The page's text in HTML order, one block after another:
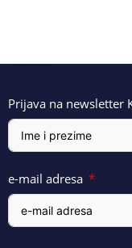
Prijava na newsletter
e-mail adresa